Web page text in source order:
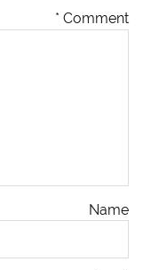
Comment
*
Name